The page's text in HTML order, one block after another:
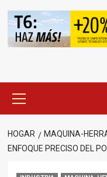
principal
HOGAR MAQUINA-
ENFOQUE PRECISO DEL